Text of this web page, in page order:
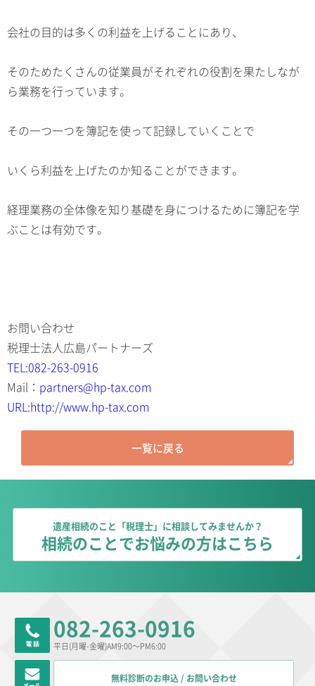
会社の目的は多くの利益を上げることにあり、
そのためたくさんの従業員がそれぞれの役割を果たしなが
ら業務を行っています。
その一つ一つを簿記を使って記録していくことで
いくら利益を上げたのか知ることができます。
経理業務の全体像を知り基礎を身につけるために簿記を学
ぶことは有効です。
お問い合わせ
税理士法人広島パートナーズ
TEL:082-263-0916
Mail： partners@hp-tax.com
URL:http://www.hp-tax.com
一覧に戻る
遺産相続のこと「税理士」に相談してみませんか？
相続のことでお悩みの方はこちら
082-263-0916
平日(月曜-金曜)AM9:00～PM6:00
無料診断のお申込 / お問い合わせ